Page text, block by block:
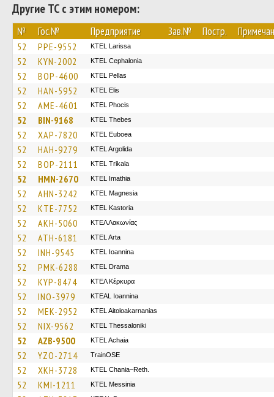
Другие ТС с этим номером:
№ Гос.№ Предприятие Зав.№ Постр.
52 PPE-9552 KTEL Larissa
52 KYN-2002 KTEL Cephalonia
52 BOP-4600 KTEL Pellas
52 HAN-5952 KTEL Elis
52 AME-4601 ΚΤΕL Phocis
52 BIN-9168 KTEL Thebes
52 XAP-7820 ΚΤΕL Euboea
52 HAH-9279 KTEL Argolida
52 BOP-2111 ΚΤΕL Τrikala
52 HMN-2670 KTEL Imathia
52 AHN-3242 ΚΤΕL Magnesia
52 KTE-7752 KTEL Kastoria
52 AKH-5060 ΚΤΕΛ Λακωνίας
52 ATH-6181 KTEL Arta
52 INH-9545 KTEL Ioannina
52 PMK-6288 KTEL Drama
52 KYP-8474 ΚΤΕΛ Κέρκυρα
52 INO-3979 KTEAL Ioannina
52 MEK-2952 KTEL Aitoloakarnanias
52 NIX-9562 KTEL Thessaloniki
52 AZB-9500 KTEL Achaia
52 YZO-2714 TrainΟSE
52 XKH-3728 KTEL Chania–Reth.
52 KMI-1211 KTEL Messinia